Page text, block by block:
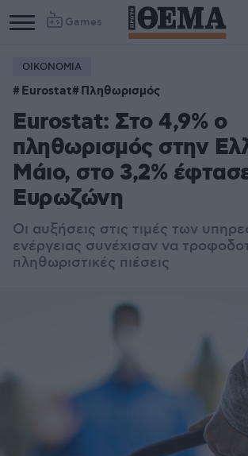
Games
ΟΙΚΟΝΟΜΙΑ
Eurostat Πληθωρισμός
Eurostat: Στο 4,9% ο
πληθωρισμός στην
Μάιο, στο 3,2%
Ευρωζώνη
Οι αυξήσεις στις τιμές των
ενέργειας συνέχισαν να
πληθωριστικές πιέσεις